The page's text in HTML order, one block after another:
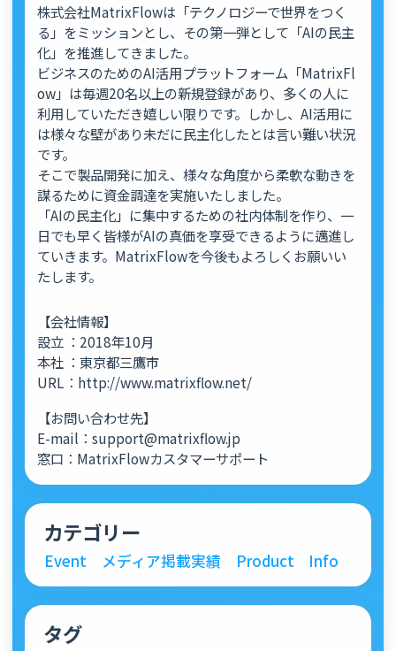
株式会社MatrixFlowは「テクノロジーで世界をつく
る」をミッションとし、その第一弾として「AIの民主
化」を推進してきました。
ビジネスのためのAI活用プラットフォーム「MatrixFl
ow」は毎週20名以上の新規登録があり、多くの人に
利用していただき嬉しい限りです。しかし、AI活用に
は様々な壁があり未だに民主化したとは言い難い状況
です。
そこで製品開発に加え、様々な角度から柔軟な動きを
謀るために資金調達を実施いたしました。
「AIの民主化」に集中するための社内体制を作り、一
日でも早く皆様がAIの真価を享受できるように邁進し
ていきます。MatrixFlowを今後もよろしくお願いい
たします。
【会社情報】
設立 ：2018年10月
本社 ：東京都三鷹市
URL：http://www.matrixflow.net/
【お問い合わせ先】
E-mail：support@matrixflow.jp
窓口：MatrixFlowカスタマーサポート
カテゴリー
Event メディア掲載実績 Product Info
タグ